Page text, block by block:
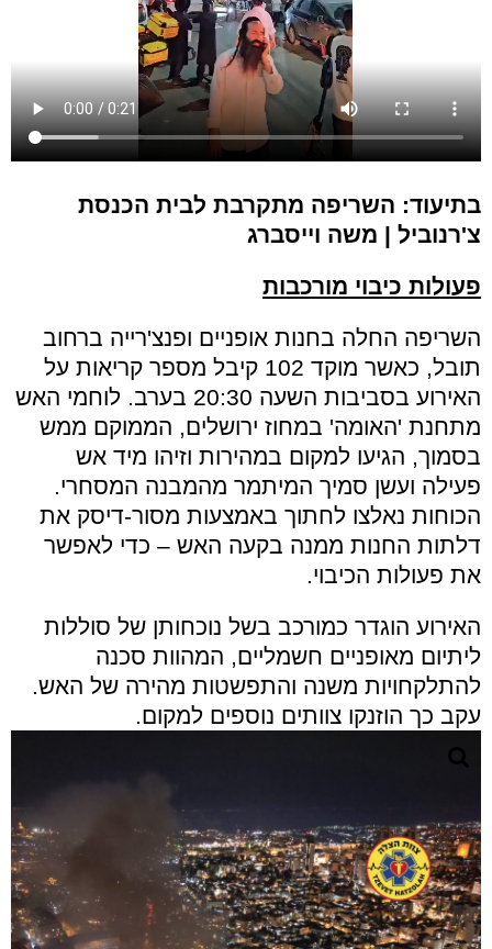
בתיעוד: השריפה מתקרבת לבית הכנסת
צ'רנוביל | משה וייסברג
פעולות כיבוי מורכבות
השריפה החלה בחנות אופניים ופנצ'רייה ברחוב
תובל, כאשר מוקד 102 קיבל מספר קריאות על
האירוע בסביבות השעה 20:30 בערב. לוחמי האש
מתחנת 'האומה' במחוז ירושלים, הממוקם ממש
בסמוך, הגיעו למקום במהירות וזיהו מיד אש
פעילה ועשן סמיך המיתמר מהמבנה המסחרי.
הכוחות נאלצו לחתוך באמצעות מסור-דיסק את
דלתות החנות ממנה בקעה האש – כדי לאפשר
את פעולות הכיבוי.
האירוע הוגדר כמורכב בשל נוכחותן של סוללות
ליתיום מאופניים חשמליים, המהוות סכנה
להתלקחויות משנה והתפשטות מהירה של האש.
עקב כך הוזנקו צוותים נוספים למקום.